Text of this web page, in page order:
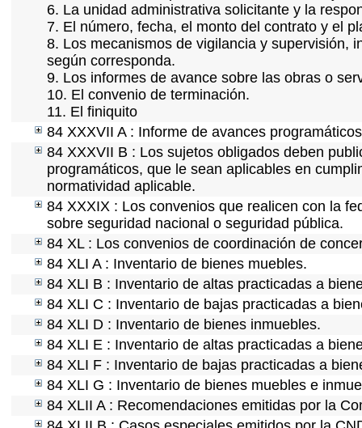
6. La unidad administrativa solicitante y la
7. El número, fecha, el monto del contrato y el
8. Los mecanismos de vigilancia y supervisión,
según corresponda.
9. Los informes de avance sobre las obras o
10. El convenio de terminación.
11. El finiquito
84 XXXVII A : Informe de avances
84 XXXVII B : Los sujetos obligados deben
programáticos, que le sean aplicables en
normatividad aplicable.
84 XXXIX : Los convenios que realicen con la
sobre seguridad nacional o seguridad pública.
84 XL : Los convenios de coordinación de
84 XLI A : Inventario de bienes muebles.
84 XLI B : Inventario de altas practicadas a
84 XLI C : Inventario de bajas practicadas a
84 XLI D : Inventario de bienes inmuebles.
84 XLI E : Inventario de altas practicadas a
84 XLI F : Inventario de bajas practicadas a
84 XLI G : Inventario de bienes muebles e
84 XLII A : Recomendaciones emitidas por la